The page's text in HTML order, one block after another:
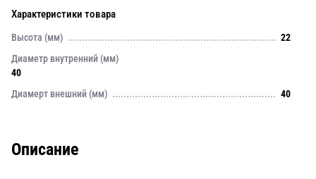
Характеристики товара
Высота (мм)
22
Диаметр внутренний (мм)
40
Диамерт внешний (мм)
40
Описание